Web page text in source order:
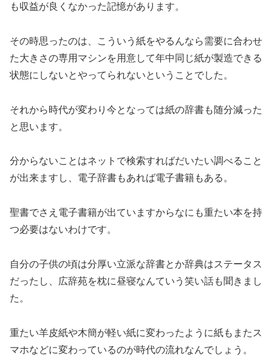
も収益が良くなかった記憶があります。
その時思ったのは、こういう紙をやるんなら需要に合わせ
た大きさの専用マシンを用意して年中同じ紙が製造できる
状態にしないとやってられないということでした。
それから時代が変わり今となっては紙の辞書も随分減った
と思います。
分からないことはネットで検索すればだいたい調べること
が出来ますし、電子辞書もあれば電子書籍もある。
聖書でさえ電子書籍が出ていますからなにも重たい本を持
つ必要はないわけです。
自分の子供の頃は分厚い立派な辞書とか辞典はステータス
だったし、広辞苑を枕に昼寝なんていう笑い話も聞きまし
た。
重たい羊皮紙や木簡が軽い紙に変わったように紙もまたス
マホなどに変わっているのが時代の流れなんでしょう。